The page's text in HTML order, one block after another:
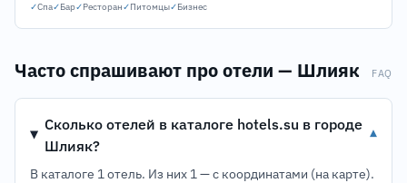
✓Спа✓Бар✓Ресторан✓Питомцы✓Бизнес
Часто спрашивают про отели — Шлияк FAQ
Сколько отелей в каталоге hotels.su в городе
Шлияк?
▾
В каталоге 1 отель. Из них 1 — с координатами (на карте).